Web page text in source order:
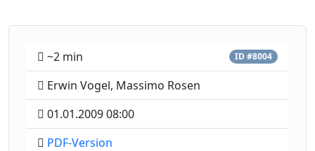
~2 min ID #8004
Erwin Vogel, Massimo Rosen
01.01.2009 08:00
PDF-Version